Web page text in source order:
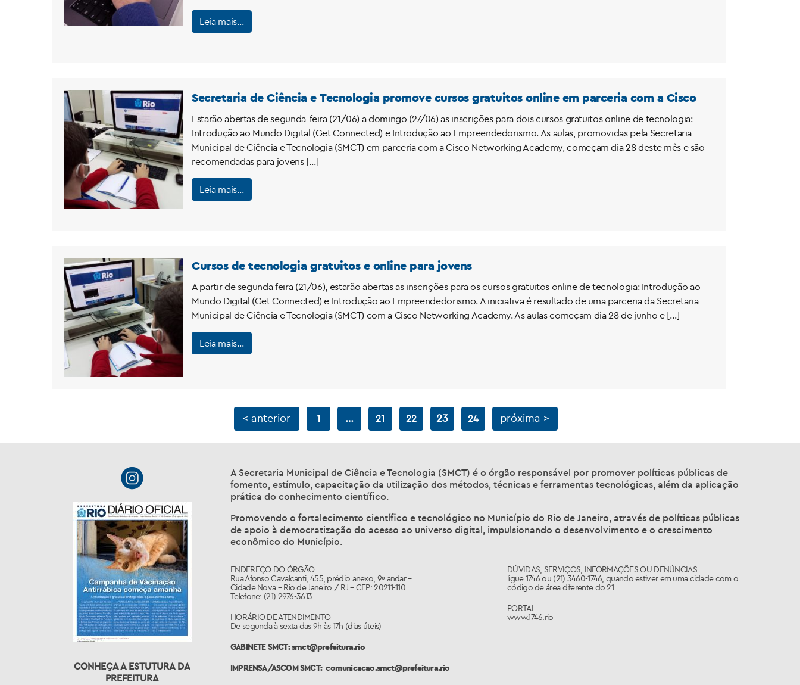
Leia mais…
Secretaria de Ciência e Tecnologia promove cursos gratuitos online em parceria com a Cisco
Estarão abertas de segunda-feira (21/06) a domingo (27/06) as inscrições para dois cursos gratuitos online de tecnologia:
Introdução ao Mundo Digital (Get Connected) e Introdução ao Empreendedorismo. As aulas, promovidas pela Secretaria
Municipal de Ciência e Tecnologia (SMCT) em parceria com a Cisco Networking Academy, começam dia 28 deste mês e são
recomendadas para jovens […]
Leia mais…
Cursos de tecnologia gratuitos e online para jovens
A partir de segunda feira (21/06), estarão abertas as inscrições para os cursos gratuitos online de tecnologia: Introdução ao
Mundo Digital (Get Connected) e Introdução ao Empreendedorismo. A iniciativa é resultado de uma parceria da Secretaria
Municipal de Ciência e Tecnologia (SMCT) com a Cisco Networking Academy. As aulas começam dia 28 de junho e […]
Leia mais…
< anterior 1 … 21 22 23 24 próxima >
CONHEÇA A ESTUTURA DA
PREFEITURA
A Secretaria Municipal de Ciência e Tecnologia (SMCT) é o órgão responsável por promover políticas públicas de
fomento, estímulo, capacitação da utilização dos métodos, técnicas e ferramentas tecnológicas, além da aplicação
prática do conhecimento científico.
Promovendo o fortalecimento científico e tecnológico no Município do Rio de Janeiro, através de políticas públicas
de apoio à democratização do acesso ao universo digital, impulsionando o desenvolvimento e o crescimento
econômico do Município.
ENDEREÇO DO ÓRGÃO
Rua Afonso Cavalcanti, 455, prédio anexo, 9º andar –
Cidade Nova – Rio de Janeiro / RJ – CEP: 20211-110.
Telefone: (21) 2976-3613
HORÁRIO DE ATENDIMENTO
De segunda à sexta das 9h às 17h (dias úteis)
GABINETE SMCT: smct@prefeitura.rio
IMPRENSA/ASCOM SMCT:comunicacao.smct@prefeitura.rio
DÚVIDAS, SERVIÇOS, INFORMAÇÕES OU DENÚNCIAS
ligue 1746 ou (21) 3460-1746, quando estiver em uma cidade com o
código de área diferente do 21.
PORTAL
www.1746.rio